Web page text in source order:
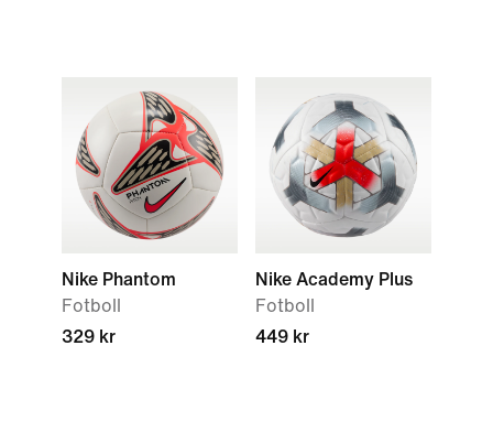
Nike Phantom
Fotboll
329 kr
Nike Academy Plus
Fotboll
449 kr